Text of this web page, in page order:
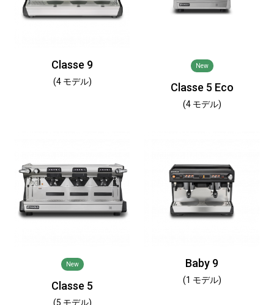
Classe 9
(4 モデル)
New
Classe 5 Eco
(4 モデル)
New
Classe 5
(5 モデル)
Baby 9
(1 モデル)